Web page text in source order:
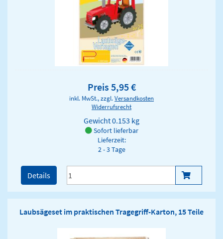
Preis 5,95 €
inkl. MwSt., zzgl.Versandkosten
Widerrufsrecht
Gewicht0.153 kg
Sofort lieferbar
Lieferzeit:
2 - 3 Tage
Details
Laubsägeset im praktischen Tragegriff-Karton, 15 Teile